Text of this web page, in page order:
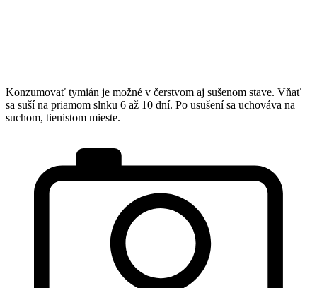
Konzumovať tymián je možné v čerstvom aj sušenom stave. Vňať
sa suší na priamom slnku 6 až 10 dní. Po usušení sa uchováva na
suchom, tienistom mieste.